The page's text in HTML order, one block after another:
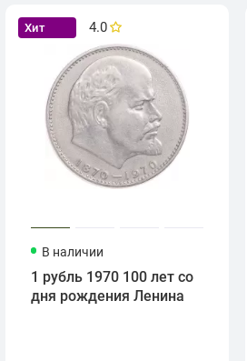
Хит 4.0
В наличии
1 рубль 1970 100 лет со
дня рождения Ленина